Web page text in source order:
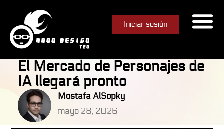
Iniciar sesión
El Mercado de Personajes de
IA llegará pronto
Mostafa AlSopky
mayo 28, 2026